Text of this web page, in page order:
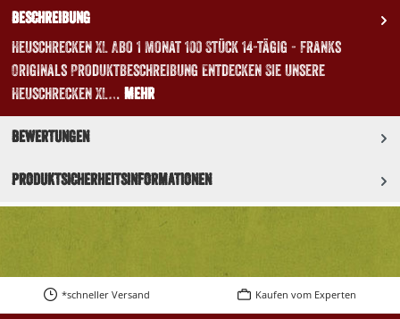
Beschreibung
Heuschrecken XL Abo 1 Monat 100 Stück 14-tägig - Franks
Originals Produktbeschreibung Entdecken Sie unsere
Heuschrecken XL… Mehr
Bewertungen
Produktsicherheitsinformationen
*schneller Versand Kaufen vom Experten